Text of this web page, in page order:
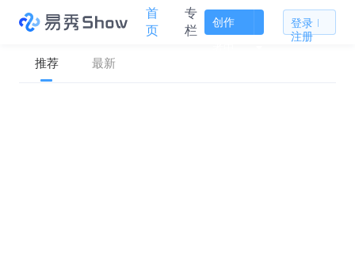
首
页
专
栏
创作
登录
注册
推荐 最新